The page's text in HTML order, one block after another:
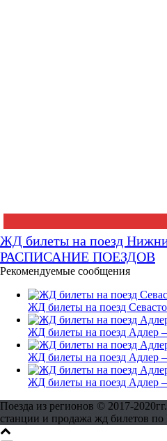
ЖД билеты на поезд
РАСПИСАНИЕ ПОЕЗДОВ
Рекомендуемые сообщения
ЖД билеты на поезд
ЖД билеты на поезд Адлер
ЖД билеты на поезд Адлер
ЖД билеты на поезд
Поезда из регионов © 2017-
станции и продажа жд билетов по